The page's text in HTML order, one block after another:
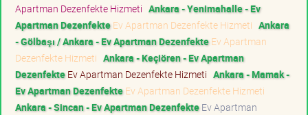
Apartman Dezenfekte Hizmeti Ankara - Yenimahalle - Ev
Apartman DezenfekteEv Apartman Dezenfekte Hizmeti Ankara
- Gölbaşı / Ankara - Ev Apartman DezenfekteEv Apartman
Dezenfekte Hizmeti Ankara - Keçiören - Ev Apartman
DezenfekteEv Apartman Dezenfekte Hizmeti Ankara - Mamak -
Ev Apartman DezenfekteEv Apartman Dezenfekte Hizmeti
Ankara - Sincan - Ev Apartman DezenfekteEv Apartman